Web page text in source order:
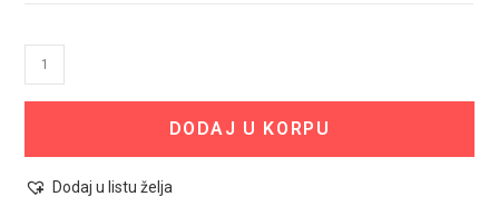
Trening
Komplet
DODAJ U KORPU
Dodaj u listu želja